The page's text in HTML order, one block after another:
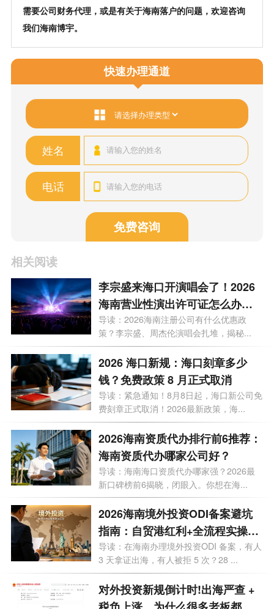
需要公司财务代理，或是有关于海南落户的问题，欢迎咨询
我们海南博宇。
快速办理通道
姓名
电话
免费咨询
相关阅读
李宗盛来海口开演唱会了！2026
海南营业性演出许可证怎么办
理？一文看懂海南演艺补贴申报
合规全流程
导读：2026海南注册公司有什么优惠政
策？李宗盛、周杰伦演唱会扎堆，揭秘...
2026 海口新规：海口刻章多少
钱？免费政策 8 月正式取消
导读：紧急通知！8月8日起，海口新公司免
费刻章正式取消！2026最新政策，海...
2026海南资质代办排行前6推荐：
海南资质代办哪家公司好？
导读：海南海口资质代办哪家强？2026最
新口碑榜前6揭晓，闭眼入。你想在海...
2026海南境外投资ODI备案避坑
指南：自贸港红利+全流程实操，
28个问题一次讲透
导读：在海南办理境外投资ODI 备案，有人
3 天拿证出海，有人被拒 5 次？28 ...
对外投资新规倒计时!出海严查 +